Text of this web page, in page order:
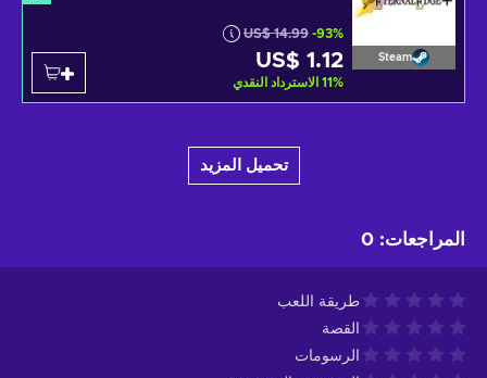
Steam
US$ 14.99 -93%
US$ 1.12
11% الاسترداد النقدي
تحميل المزيد
المراجعات:
0
طريقة اللعب
القصة
الرسومات